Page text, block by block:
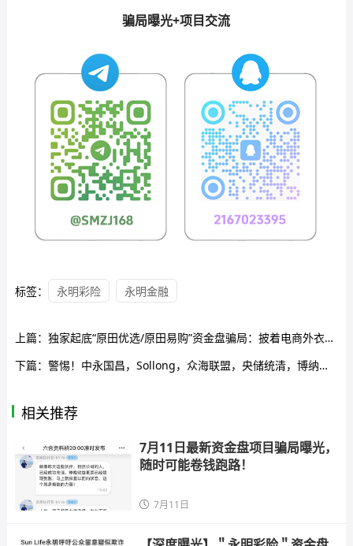
骗局曝光+项目交流
标签： 永明彩险 永明金融
上篇： 独家起底“原田优选/原田易购”资金盘骗局：披着电商外衣的庞氏收割机
下篇： 警惕！中永国昌，Sollong，众海联盟，央储统清，博纳商城，Polygon6D，蜂巢网络STO这20个平台都是资金盘传销虚拟币骗局，有些即将出事！
相关推荐
7月11日最新资金盘项目骗局曝光，
随时可能卷钱跑路！
7月11日